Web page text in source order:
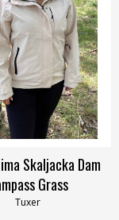
Skaljacka Dam
Grass
Tuxer